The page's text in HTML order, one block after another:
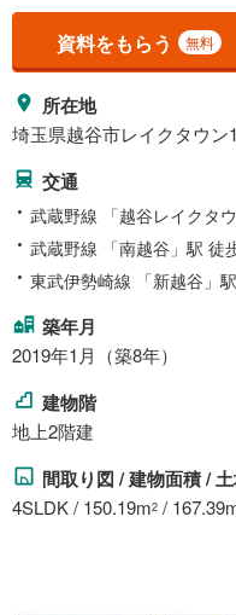
資料をもらう 無料
所在地
埼玉県越谷市レイクタウン
交通
武蔵野線 「越谷レイクタ
武蔵野線 「南越谷」駅 徒
東武伊勢崎線 「新越谷」
築年月
2019年1月（築8年）
建物階
地上2階建
間取り図 / 建物面積 /
4SLDK / 150.19m2 /